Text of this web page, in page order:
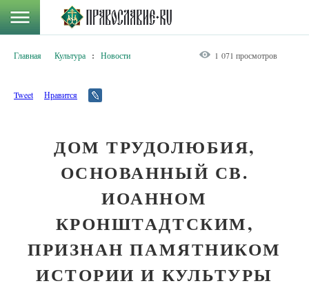
Главная Культура : Новости 1 071 просмотров
Tweet Нравится
ДОМ ТРУДОЛЮБИЯ,
ОСНОВАННЫЙ СВ.
ИОАННОМ
КРОНШТАДТСКИМ,
ПРИЗНАН ПАМЯТНИКОМ
ИСТОРИИ И КУЛЬТУРЫ